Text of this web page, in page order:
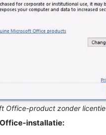
Office-product zonder licentie
installatie: